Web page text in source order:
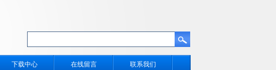
下载中心 在线留言 联系我们